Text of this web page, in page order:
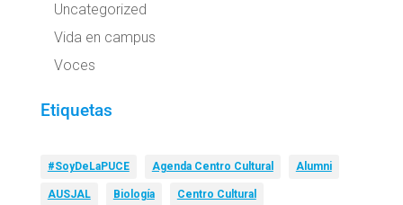
Uncategorized
Vida en campus
Voces
Etiquetas
#SoyDeLaPUCE Agenda Centro Cultural Alumni
AUSJAL Biología Centro Cultural